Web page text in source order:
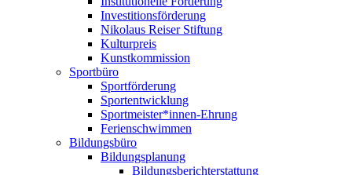
Investitionsförderung
Nikolaus Reiser Stiftung
Kulturpreis
Kunstkommission
Sportbüro
Sportförderung
Sportentwicklung
Sportmeister*innen-Ehrung
Ferienschwimmen
Bildungsbüro
Bildungsplanung
Bildungsberichterstattung